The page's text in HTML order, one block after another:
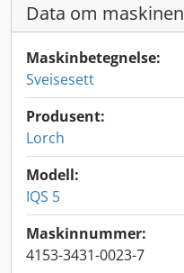
Data om maskinen
Maskinbetegnelse:
Sveisesett
Produsent:
Lorch
Modell:
IQS 5
Maskinnummer:
4153-3431-0023-7